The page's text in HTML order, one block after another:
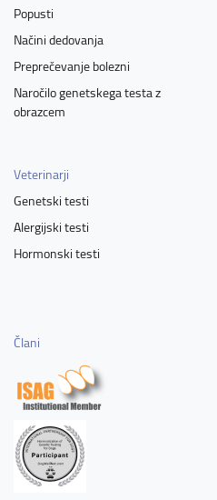
Popusti
Načini dedovanja
Preprečevanje bolezni
Naročilo genetskega testa z
obrazcem
Veterinarji
Genetski testi
Alergijski testi
Hormonski testi
Člani